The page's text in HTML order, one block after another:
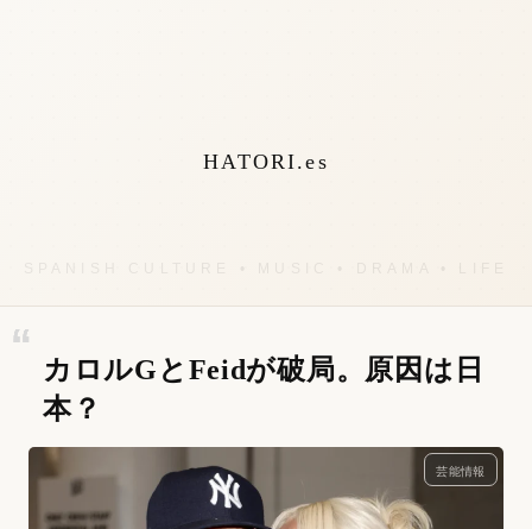
HATORI.es
カロルGとFeidが破局。原因は日
本？
芸能情報